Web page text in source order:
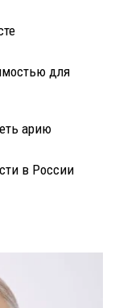
для
арию
в России